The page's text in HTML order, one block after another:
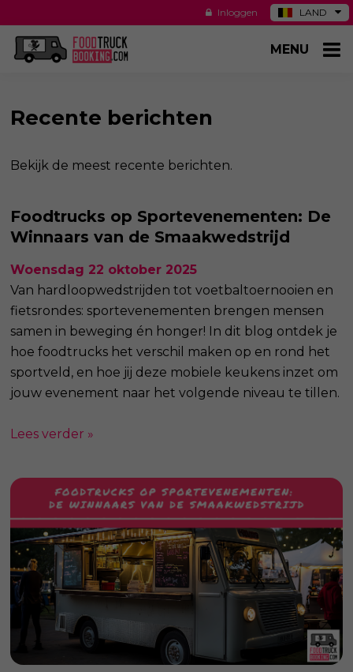
LAND
ES
Inloggen
MENU
Recente berichten
Bekijk de meest recente berichten.
Foodtrucks op Sportevenementen: De
Winnaars van de Smaakwedstrijd
Woensdag 22 oktober 2025
Van hardloopwedstrijden tot voetbaltoernooien en
fietsrondes: sportevenementen brengen mensen
samen in beweging én honger! In dit blog ontdek je
hoe foodtrucks het verschil maken op en rond het
sportveld, en hoe jij deze mobiele keukens inzet om
jouw evenement naar het volgende niveau te tillen.
Lees verder »